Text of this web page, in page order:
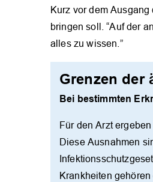
Kurz vor dem
bringen soll. “Auf der
alles zu wissen.”
Grenzen der
Bei bestimmten
Für den Arzt
Diese Ausnahmen
Krankheiten